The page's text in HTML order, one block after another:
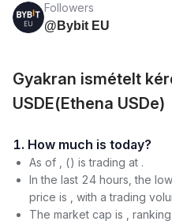
Followers
@Bybit EU
Gyakran ismételt
USDE(Ethena USDe)
1. How much is today?
As of , () is trading at .
In the last 24 hours, the
price is , with a trading
The market cap is ,